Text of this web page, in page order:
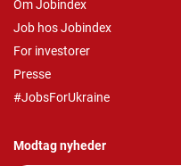
Om Jobindex
Job hos Jobindex
For investorer
Presse
#JobsForUkraine
Modtag nyheder